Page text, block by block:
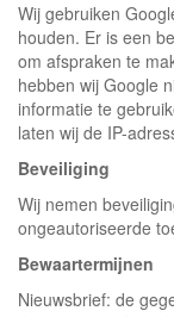
Wij gebruiken
houden. Er is een
om afspraken te
hebben wij Google
informatie te
laten wij de IP-
Beveiliging
Wij nemen
ongeautoriseerde
Bewaartermijnen
Nieuwsbrief: de